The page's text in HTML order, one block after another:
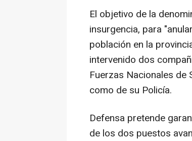
El objetivo de la
insurgencia, para
población en la
intervenido dos
Fuerzas Nacionales de
como de su Policía.
Defensa pretende
de los dos puestos